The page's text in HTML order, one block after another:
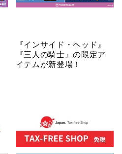
『インサイド・ヘッド』
『三人の騎士』の限定ア
イテムが新登場！